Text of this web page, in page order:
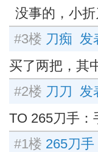
没事的，小折
#3楼 刀痴 发
买了两把，其
#2楼 刀刀 发
TO 265刀手：
#1楼 265刀